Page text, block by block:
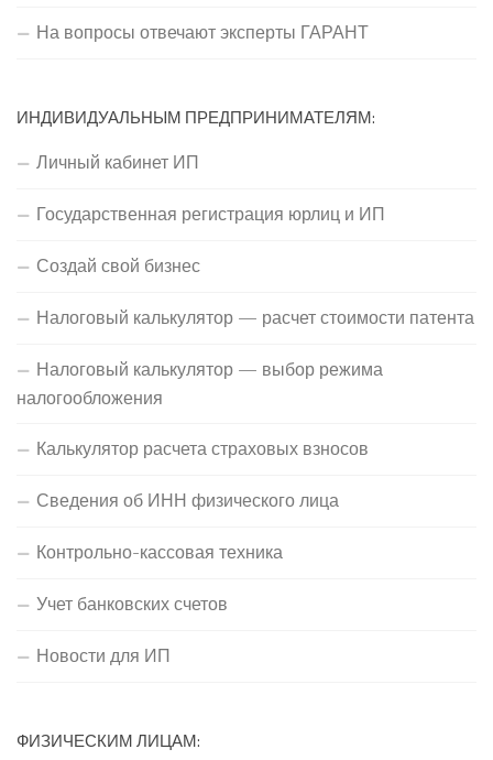
На вопросы отвечают эксперты ГАРАНТ
ИНДИВИДУАЛЬНЫМ ПРЕДПРИНИМАТЕЛЯМ:
Личный кабинет ИП
Государственная регистрация юрлиц и ИП
Создай свой бизнес
Налоговый калькулятор — расчет стоимости патента
Налоговый калькулятор — выбор режима
налогообложения
Калькулятор расчета страховых взносов
Сведения об ИНН физического лица
Контрольно-кассовая техника
Учет банковских счетов
Новости для ИП
ФИЗИЧЕСКИМ ЛИЦАМ: